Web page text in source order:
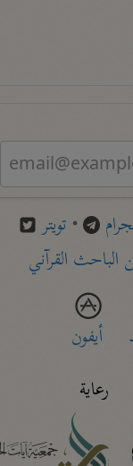
• تويتر
الباحث القرآني
أيفون
رعاية